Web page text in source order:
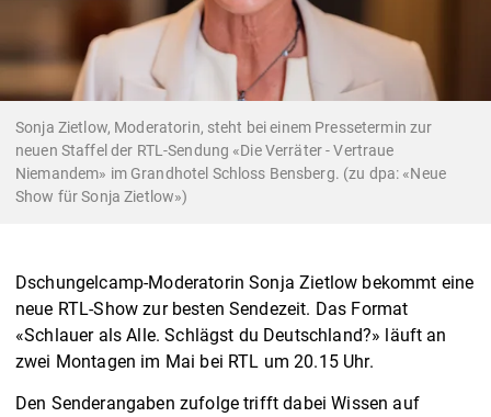
Sonja Zietlow, Moderatorin, steht bei einem Pressetermin zur
neuen Staffel der RTL-Sendung «Die Verräter - Vertraue
Niemandem» im Grandhotel Schloss Bensberg. (zu dpa: «Neue
Show für Sonja Zietlow»)
Dschungelcamp-Moderatorin Sonja Zietlow bekommt eine
neue RTL-Show zur besten Sendezeit. Das Format
«Schlauer als Alle. Schlägst du Deutschland?» läuft an
zwei Montagen im Mai bei RTL um 20.15 Uhr.
Den Senderangaben zufolge trifft dabei Wissen auf